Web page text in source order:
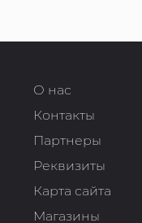
О нас
Контакты
Партнеры
Реквизиты
Карта сайта
Магазины